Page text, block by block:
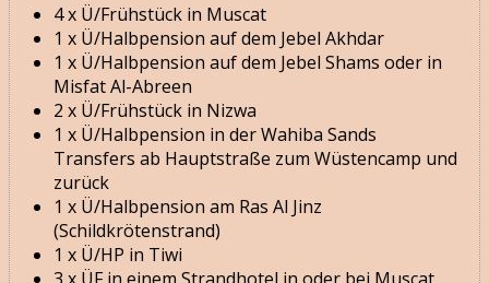
4 x Ü/Frühstück in Muscat
1 x Ü/Halbpension auf dem Jebel Akhdar
1 x Ü/Halbpension auf dem Jebel Shams oder in
Misfat Al-Abreen
2 x Ü/Frühstück in Nizwa
1 x Ü/Halbpension in der Wahiba Sands
Transfers ab Hauptstraße zum Wüstencamp und
zurück
1 x Ü/Halbpension am Ras Al Jinz
(Schildkrötenstrand)
1 x Ü/HP in Tiwi
3 x ÜF in einem Strandhotel in oder bei Muscat